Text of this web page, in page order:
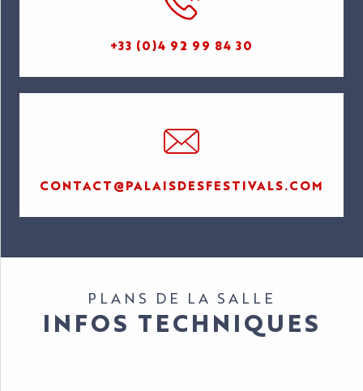
+33 (0)4 92 99 84 30
CONTACT@PALAISDESFESTIVALS.COM
PLANS DE LA SALLE
INFOS TECHNIQUES